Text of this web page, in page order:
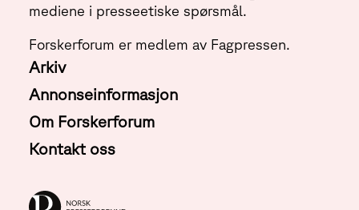
mediene i presseetiske spørsmål.
Forskerforum er medlem av Fagpressen.
Arkiv
Annonseinformasjon
Om Forskerforum
Kontakt oss